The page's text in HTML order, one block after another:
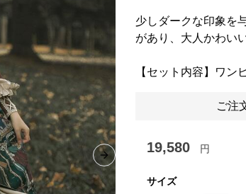
Next slide
少しダークな印象を
があり、大人かわい
【セット内容】ワン
ご注
19,580 円
サイズ